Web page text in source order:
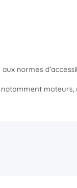
normes
moteurs,